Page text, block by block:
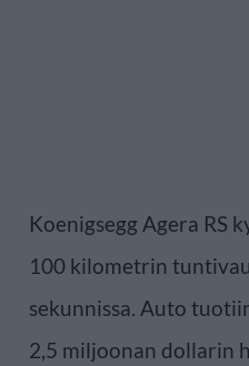
Koenigsegg Agera RS
100 kilometrin
sekunnissa. Auto
2,5 miljoonan dollarin